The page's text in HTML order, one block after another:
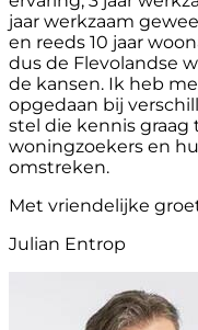
jaar werkzaam
en reeds 10 jaar
dus de Flevolandse
de kansen. Ik heb
opgedaan bij
stel die kennis graag
woningzoekers en
omstreken.
Met vriendelijke
Julian Entrop